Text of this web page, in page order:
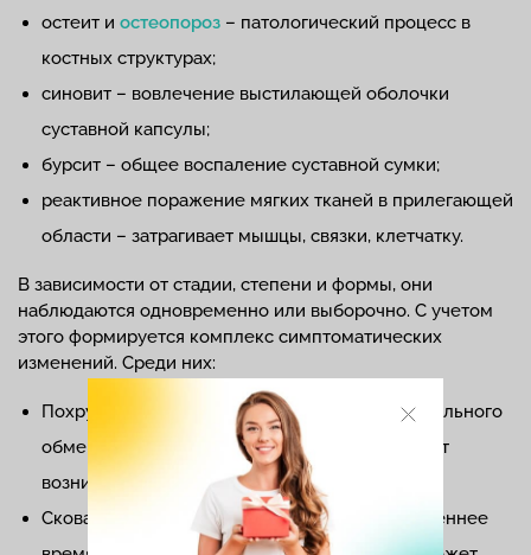
остеит и остеопороз – патологический процесс в
костных структурах;
синовит – вовлечение выстилающей оболочки
суставной капсулы;
бурсит – общее воспаление суставной сумки;
реактивное поражение мягких тканей в прилегающей
области – затрагивает мышцы, связки, клетчатку.
В зависимости от стадии, степени и формы, они
наблюдаются одновременно или выборочно. С учетом
этого формируется комплекс симптоматических
изменений. Среди них:
Похрустывание – симптом нарушения минерального
обмена и первый признак заболевания. Может
возникать в любом возрасте.
Скованность – интенсивно проявляется в утреннее